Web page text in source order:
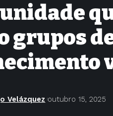
grupos
Velázquez outubro 15, 2025